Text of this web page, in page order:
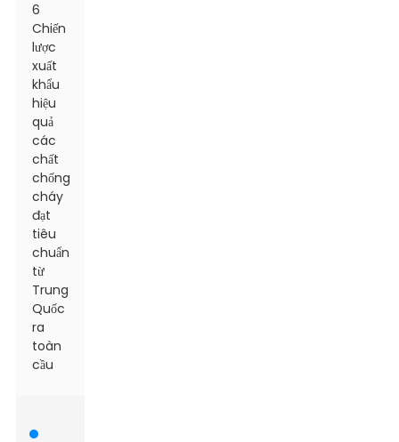
6
Chiến
lược
xuất
khẩu
hiệu
quả
các
chất
chống
cháy
đạt
tiêu
chuẩn
từ
Trung
Quốc
ra
toàn
cầu